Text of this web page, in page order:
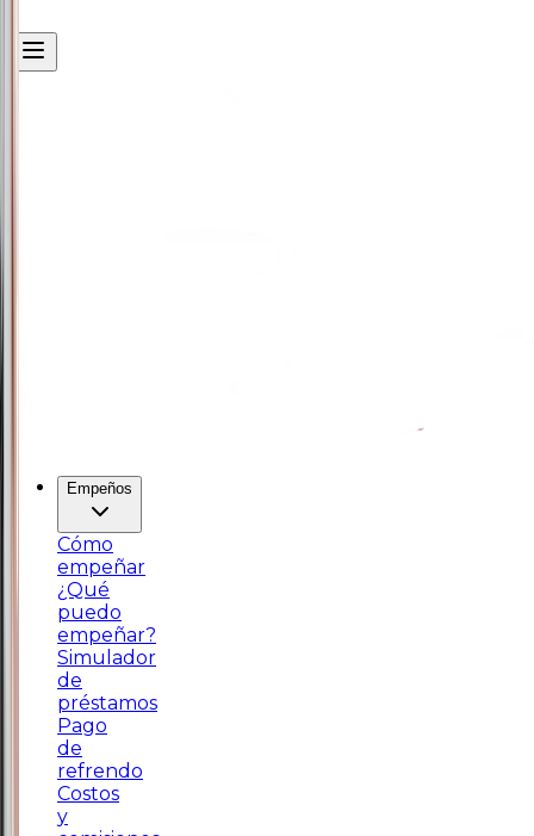
Empeños
Cómo
empeñar
¿Qué
puedo
empeñar?
Simulador
de
préstamos
Pago
de
refrendo
Costos
y